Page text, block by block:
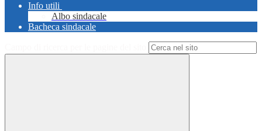
Info utili
Albo sindacale
Bacheca sindacale